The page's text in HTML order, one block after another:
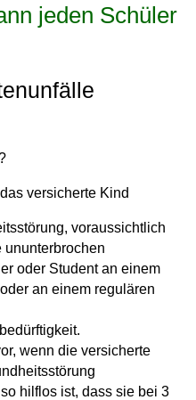
jeden Schüler
versicherte Kind
, voraussichtlich
ununterbrochen
oder Student an einem
oder an einem regulären
wenn die versicherte
so hilflos ist, dass sie bei 3